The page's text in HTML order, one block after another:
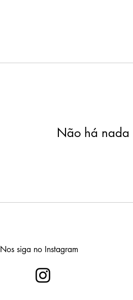
Não há nada
Nos siga no Instagram